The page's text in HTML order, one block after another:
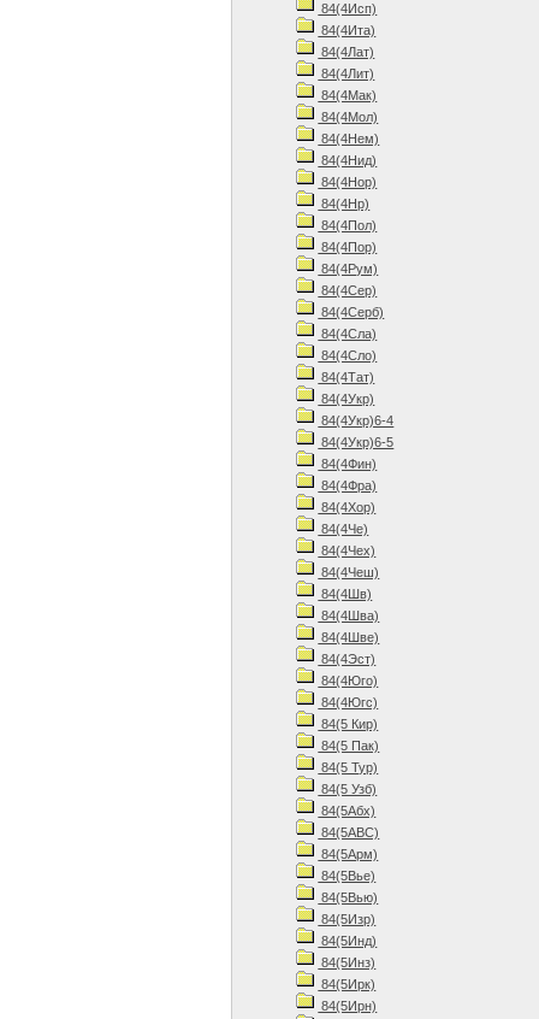
84(4Исп)
84(4Ита)
84(4Лат)
84(4Лит)
84(4Мак)
84(4Мол)
84(4Нем)
84(4Нид)
84(4Нор)
84(4Нр)
84(4Пол)
84(4Пор)
84(4Рум)
84(4Сер)
84(4Серб)
84(4Сла)
84(4Сло)
84(4Тат)
84(4Укр)
84(4Укр)6-4
84(4Укр)6-5
84(4Фин)
84(4Фра)
84(4Хор)
84(4Че)
84(4Чех)
84(4Чеш)
84(4Шв)
84(4Шва)
84(4Шве)
84(4Эст)
84(4Юго)
84(4Югс)
84(5 Кир)
84(5 Пак)
84(5 Тур)
84(5 Узб)
84(5Абх)
84(5АВС)
84(5Арм)
84(5Вье)
84(5Вью)
84(5Изр)
84(5Инд)
84(5Инз)
84(5Ирк)
84(5Ирн)